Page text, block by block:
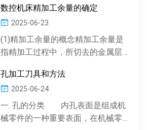
数控机床精加工余量的确定
2025-06-23
(1)精加工余量的概念精加工余量是
指精加工过程中，所切去的金属层
工余量由精加工一次...
孔加工刀具和方法
2025-06-24
一. 孔的分类 内孔表面是组成机
械零件的一种重要表面，在机械零